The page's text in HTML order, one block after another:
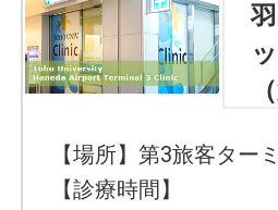
【場所】第3旅客ター
【診療時間】